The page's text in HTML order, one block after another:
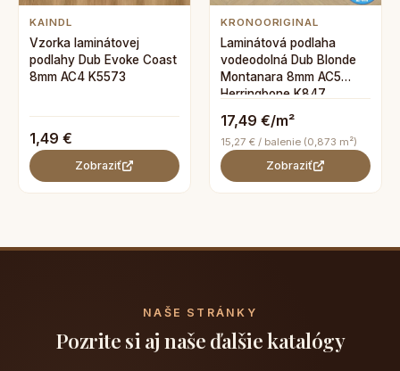
KAINDL
Vzorka laminátovej
podlahy Dub Evoke Coast
8mm AC4 K5573
1,49 €
Zobraziť
KRONOORIGINAL
Laminátová podlaha
vodeodolná Dub Blonde
Montanara 8mm AC5
Herringbone K847
17,49 €/m²
15,27 € / balenie (0,873 m²)
Zobraziť
NAŠE STRÁNKY
Pozrite si aj naše ďalšie katalógy